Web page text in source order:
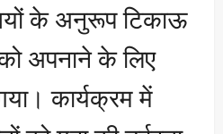
के अनुरूप टिकाऊ
अपनाने के लिए
कार्यक्रम में